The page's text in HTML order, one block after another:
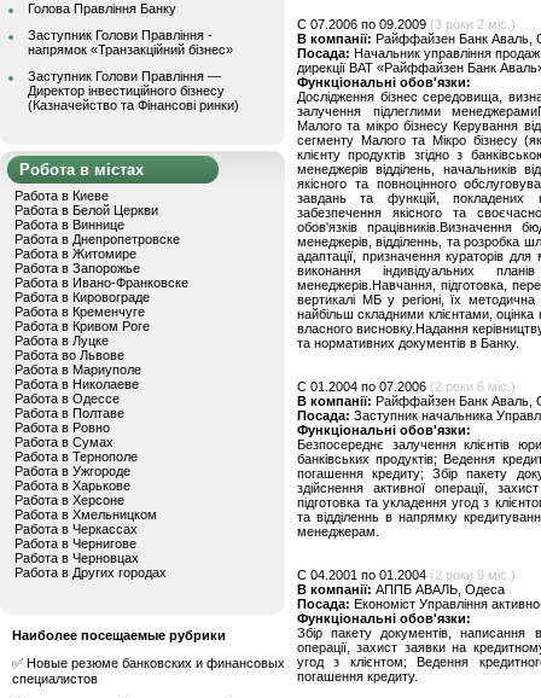
Голова Правління Банку
Заступник Голови Правління -
напрямок «Транзакційний бізнес»
Заступник Голови Правління —
Директор інвестиційного бізнесу
(Казначейство та Фінансові ринки)
Робота в містах
Работа в Киеве
Работа в Белой Церкви
Работа в Виннице
Работа в Днепропетровске
Работа в Житомире
Работа в Запорожье
Работа в Ивано-Франковске
Работа в Кировограде
Работа в Кременчуге
Работа в Кривом Роге
Работа в Луцке
Работа во Львове
Работа в Мариуполе
Работа в Николаеве
Работа в Одессе
Работа в Полтаве
Работа в Ровно
Работа в Сумах
Работа в Тернополе
Работа в Ужгороде
Работа в Харькове
Работа в Херсоне
Работа в Хмельницком
Работа в Черкассах
Работа в Чернигове
Работа в Черновцах
Работа в Других городах
Наиболее посещаемые рубрики
✅ Новые резюме банковских и финансовых
специалистов
C 07.2006 по 09.2009 (3 роки 2 міс.)
В компанії: Райффайзен Банк Аваль,
Посада: Начальник управління
дирекції ВАТ «Райффайзен Банк
Функціональні обов'язки:
Дослідження бізнес середовища,
залучення підлеглими
Малого та мікро бізнесу Керування
сегменту Малого та Мікро бізнесу
клієнту продуктів згідно з
менеджерів відділень, начальників
якісного та повноцінного
завдань та функцій, покладених
забезпечення якісного та
обов'язків працівників.Визначення
менеджерів, відділеннь, та розробка
адаптації, призначення кураторів
виконання індивідуальних
менеджерів.Навчання, підготовка,
вертикалі МБ у регіоні, їх
найбільш складними клієнтами, оцінка
власного висновку.Надання
та нормативних документів в Банку.
C 01.2004 по 07.2006 (2 роки 6 міс.)
В компанії: Райффайзен Банк Аваль,
Посада: Заступник начальника
Функціональні обов'язки:
Безпосереднє залучення клієнтів
банківських продуктів; Ведення
погашення кредиту; Збір пакету
здійснення активної операції,
підготовка та укладення угод з
та відділеннь в напрямку
менеджерам.
C 04.2001 по 01.2004 (2 роки 9 міс.)
В компанії: АППБ АВАЛЬ, Одеса
Посада: Економіст Управління
Функціональні обов'язки:
Збір пакету документів, написання
операції, захист заявки на
угод з клієнтом; Ведення
погашення кредиту.